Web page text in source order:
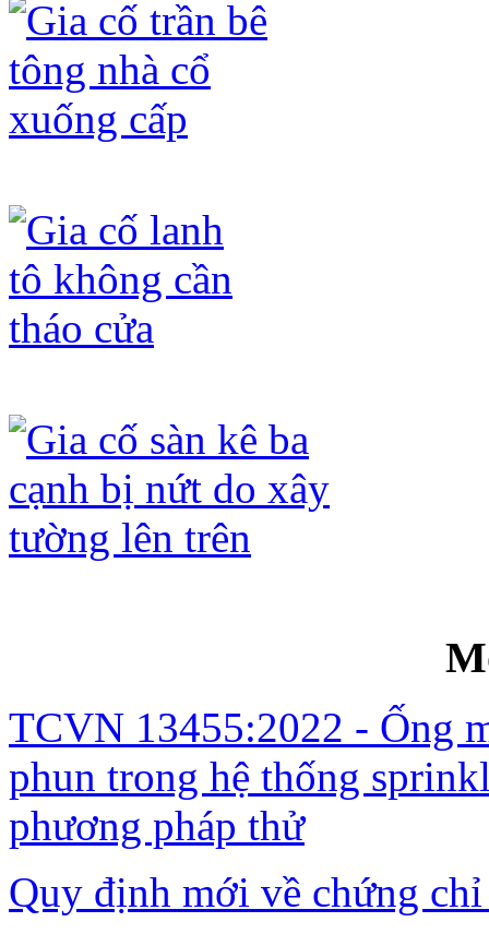
TCVN 13455:2022 - Ống
phun trong hệ thống
phương pháp thử
Quy định mới về chứng